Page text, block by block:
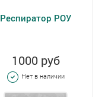
Респиратор РОУ
1000 руб
Нет в наличии